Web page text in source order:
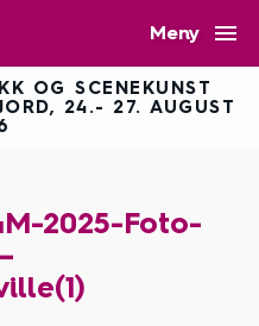
Meny 
OG SCENEKUNST
24.- 27. AUGUST
2025-Foto-